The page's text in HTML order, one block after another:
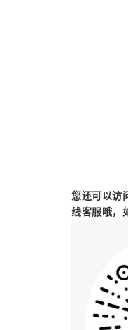
您还可以访
线客服哦，